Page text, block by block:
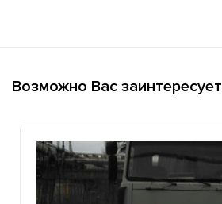
Возможно Вас заинтересует